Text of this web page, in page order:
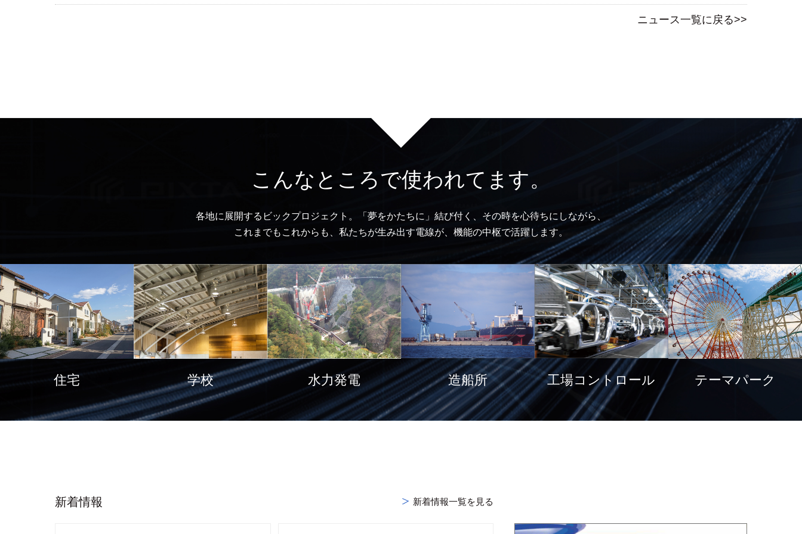
ニュース一覧に戻る>>
こんなところで使われてます。
各地に展開するビックプロジェクト。「夢をかたちに」結び付く、その時を心待ちにしながら、
これまでもこれからも、私たちが生み出す電線が、機能の中枢で活躍します。
住宅 学校 水力発電 造船所 工場コントロール テーマパーク
新着情報 新着情報一覧を見る